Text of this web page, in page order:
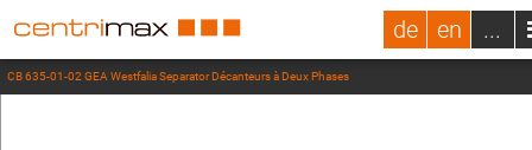
de en ...
CB 635-01-02 GEA Westfalia Separator Décanteurs à Deux Phases